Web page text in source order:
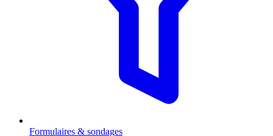
Formulaires & sondages